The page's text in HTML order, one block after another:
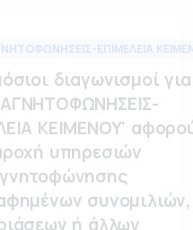
ΕΠΙΜΕΛΕΙΑ
διαγωνισμοί για
ΚΕΙΜΕΝΟΥ'
υπηρεσιών
συνομιλιών,
ή άλλων